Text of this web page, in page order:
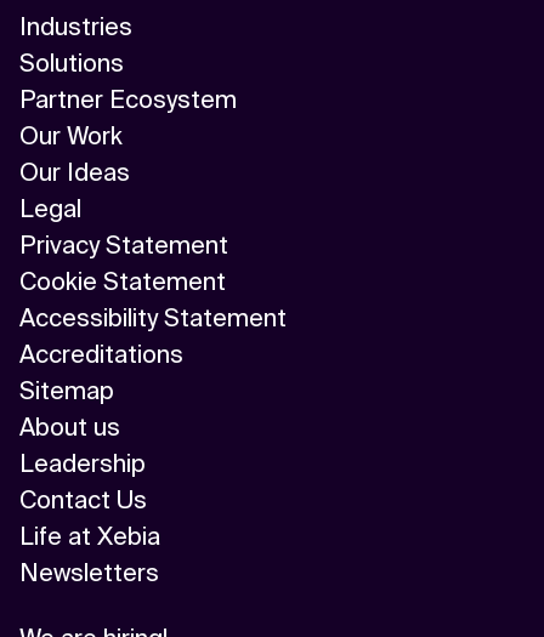
Industries
Solutions
Partner Ecosystem
Our Work
Our Ideas
Legal
Privacy Statement
Cookie Statement
Accessibility Statement
Accreditations
Sitemap
About us
Leadership
Contact Us
Life at Xebia
Newsletters